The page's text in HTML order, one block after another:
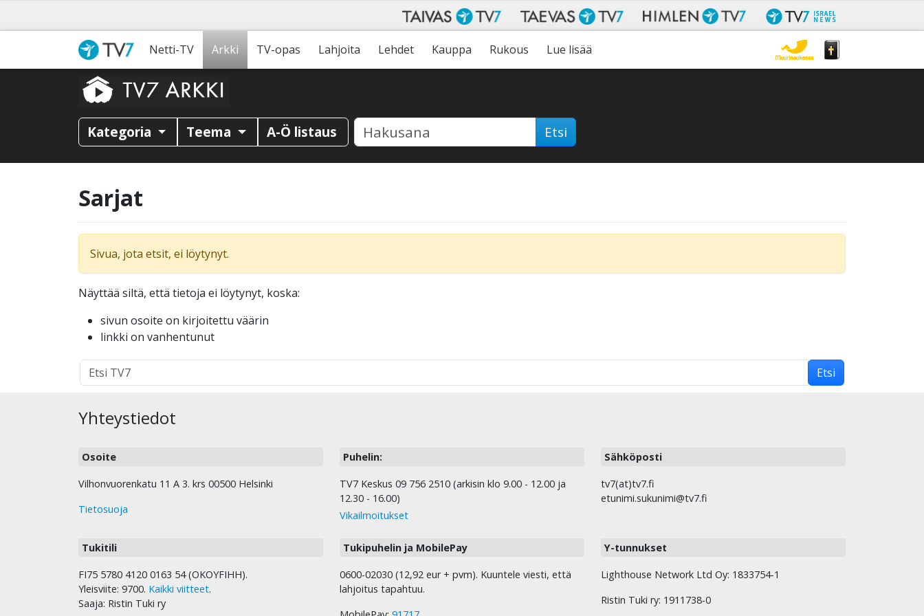
Netti-TV Arkki TV-opas Lahjoita Lehdet Kauppa Rukous Lue lisää
Kategoria Teema A-Ö listaus Etsi
Sarjat
Sivua, jota etsit, ei löytynyt.
Näyttää siltä, että tietoja ei löytynyt, koska:
sivun osoite on kirjoitettu väärin
linkki on vanhentunut
Hakutulokset
haulle:
Etsi
Yhteystiedot
Osoite
Vilhonvuorenkatu 11 A 3. krs 00500 Helsinki
Tietosuoja
Puhelin:
TV7 Keskus 09 756 2510 (arkisin klo 9.00 - 12.00 ja
12.30 - 16.00)
Vikailmoitukset
Sähköposti
tv7(at)tv7.fi
etunimi.sukunimi@tv7.fi
Tukitili
FI75 5780 4120 0163 54 (OKOYFIHH).
Yleisviite: 9700. Kaikki viitteet.
Saaja: Ristin Tuki ry
Tukipuhelin ja MobilePay
0600-02030 (12,92 eur + pvm). Kuuntele viesti, että
lahjoitus tapahtuu.
Y-tunnukset
Lighthouse Network Ltd Oy: 1833754-1
Ristin Tuki ry: 1911738-0